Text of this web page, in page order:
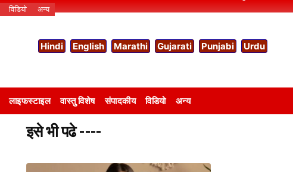
विडियो अन्य
Hindi English Marathi Gujarati Punjabi Urdu
लाइफस्टाइल वास्तु विशेष संपादकीय विडियो अन्य
इसे भी पढे ----